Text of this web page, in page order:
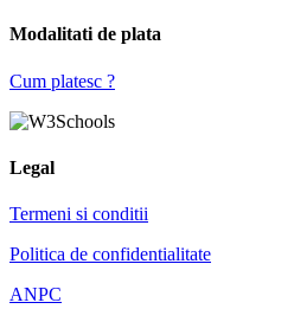
Modalitati de plata
Cum platesc ?
Legal
Termeni si conditii
Politica de confidentialitate
ANPC